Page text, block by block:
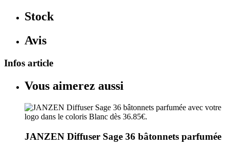
Stock
Avis
Infos article
Vous aimerez aussi
JANZEN Diffuser Sage 36 bâtonnets parfumée